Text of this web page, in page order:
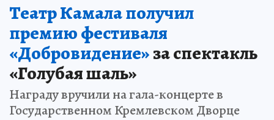
Театр Камала получил
премию фестиваля
«Добровидение»за спектакль
«Голубая шаль»
Награду вручили на гала-концерте в
Государственном Кремлевском Дворце